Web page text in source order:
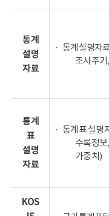
통계
설명
자료
통계설명자
조사주
통계
표
설명
자료
통계표 설명
수록정
가중치)
KOS